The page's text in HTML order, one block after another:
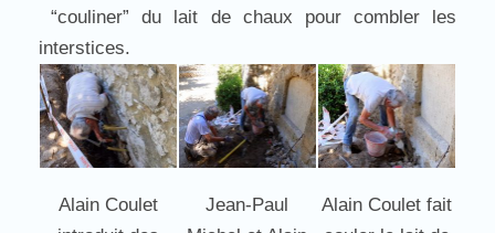
“couliner” du lait de chaux pour combler les
interstices.
Alain Coulet
Jean-Paul
Alain Coulet fait